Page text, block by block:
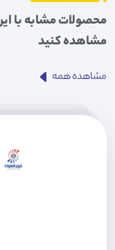
محصولات مشابه با
مشاهده کنید
مشاهده همه